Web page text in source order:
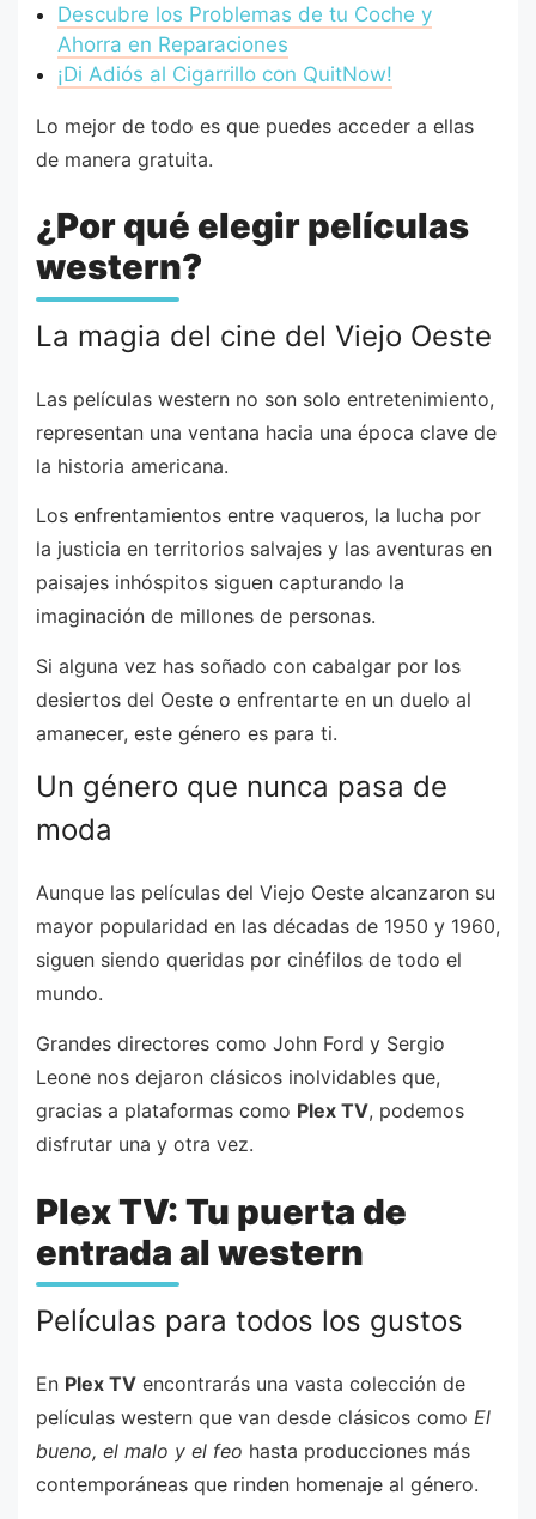
Descubre los Problemas de tu Coche y
Ahorra en Reparaciones
¡Di Adiós al Cigarrillo con QuitNow!
Lo mejor de todo es que puedes acceder a ellas
de manera gratuita.
¿Por qué elegir películas
western?
La magia del cine del Viejo Oeste
Las películas western no son solo entretenimiento,
representan una ventana hacia una época clave de
la historia americana.
Los enfrentamientos entre vaqueros, la lucha por
la justicia en territorios salvajes y las aventuras en
paisajes inhóspitos siguen capturando la
imaginación de millones de personas.
Si alguna vez has soñado con cabalgar por los
desiertos del Oeste o enfrentarte en un duelo al
amanecer, este género es para ti.
Un género que nunca pasa de
moda
Aunque las películas del Viejo Oeste alcanzaron su
mayor popularidad en las décadas de 1950 y 1960,
siguen siendo queridas por cinéfilos de todo el
mundo.
Grandes directores como John Ford y Sergio
Leone nos dejaron clásicos inolvidables que,
gracias a plataformas como Plex TV, podemos
disfrutar una y otra vez.
Plex TV: Tu puerta de
entrada al western
Películas para todos los gustos
En Plex TV encontrarás una vasta colección de
películas western que van desde clásicos como El
bueno, el malo y el feo hasta producciones más
contemporáneas que rinden homenaje al género.